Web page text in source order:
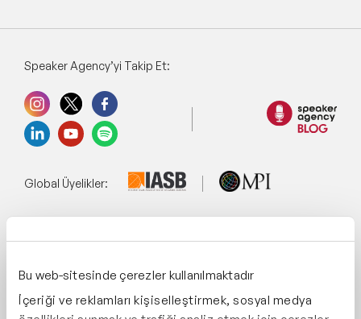
Bu web-sitesinde çerezler kullanılmaktadır
İçeriği ve reklamları kişiselleştirmek, sosyal medya
Speaker Agency’yi Takip Et:
Global Üyelikler:
Destekliyoruz: